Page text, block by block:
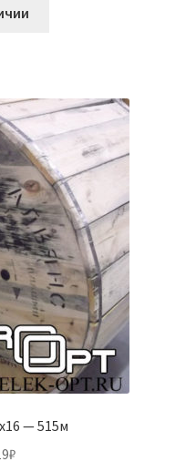
— 515м
₽